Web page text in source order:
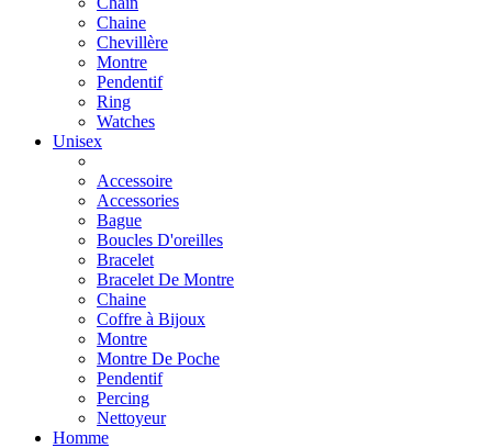
Chaine
Chevillère
Montre
Pendentif
Ring
Watches
Unisex
Accessoire
Accessories
Bague
Boucles D'oreilles
Bracelet
Bracelet De Montre
Chaine
Coffre à Bijoux
Montre
Montre De Poche
Pendentif
Percing
Nettoyeur
Homme